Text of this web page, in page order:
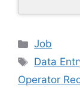
Categories
Job
Tags
Data
Operator